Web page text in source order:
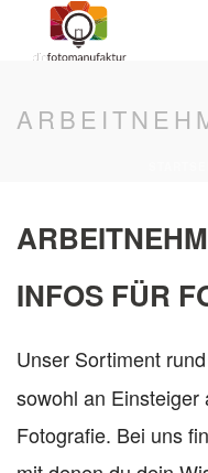
INFOS FÜR
Unser Sortiment
sowohl an
Fotografie. Bei uns